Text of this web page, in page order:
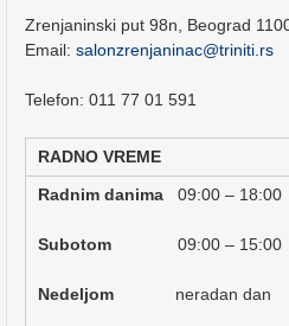
Zrenjaninski put 98n, Beograd
Email: salonzrenjaninac@triniti.rs
Telefon: 011 77 01 591
RADNO VREME
Radnim danima 09:00 – 18:00
Subotom 09:00 – 15:00
Nedeljom neradan dan